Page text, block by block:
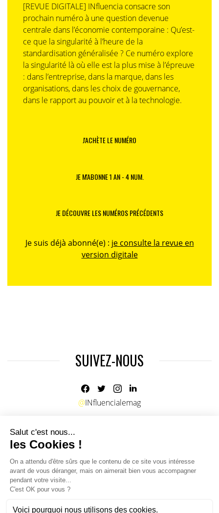
[REVUE DIGITALE] INfluencia consacre son
prochain numéro à une question devenue
centrale dans l’économie contemporaine : Qu’est-
ce que la singularité à l’heure de la
standardisation généralisée ? Ce numéro explore
la singularité là où elle est la plus mise à l’épreuve
: dans l’entreprise, dans la marque, dans les
organisations, dans les choix de gouvernance,
dans le rapport au pouvoir et à la technologie.
J'ACHÈTE LE NUMÉRO
JE M'ABONNE 1 AN - 4 NUM.
JE DÉCOUVRE LES NUMÉROS PRÉCÉDENTS
Je suis déjà abonné(e) : je consulte la revue en
version digitale
SUIVEZ-NOUS
@INfluencialemag
Agence web:Novius